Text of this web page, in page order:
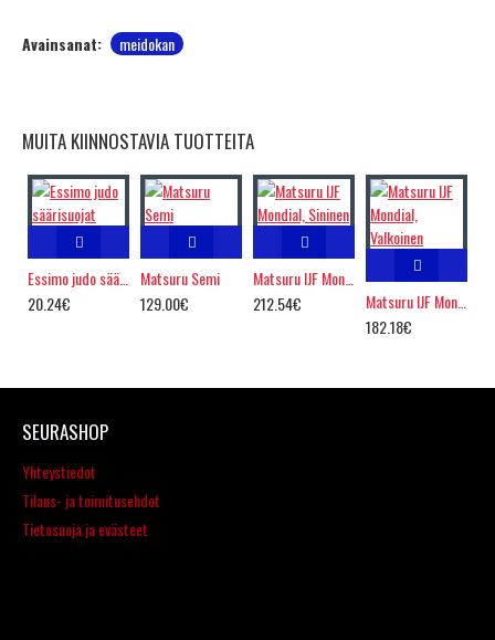
Avainsanat: meidokan
MUITA KIINNOSTAVIA TUOTTEITA
20.24€
Matsuru Semi
129.00€
Matsuru IJF Mondial, Sininen
212.54€
Matsuru IJF Mondial, Valkoinen
182.18€
SEURASHOP
Yhteystiedot
Tilaus- ja toimitusehdot
Tietosuoja ja evästeet